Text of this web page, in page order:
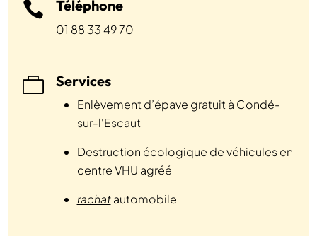
 Téléphone
01 88 33 49 70
 Services
Enlèvement d’épave gratuit à Condé-
sur-l'Escaut
Destruction écologique de véhicules en
centre VHU agréé
rachatautomobile